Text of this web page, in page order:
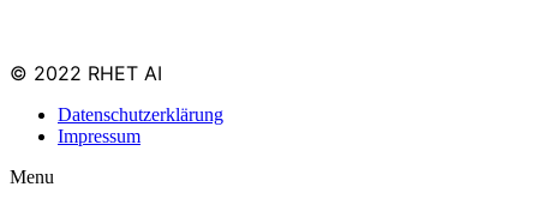
© 2022 RHET AI
Datenschutzerklärung
Impressum
Menu